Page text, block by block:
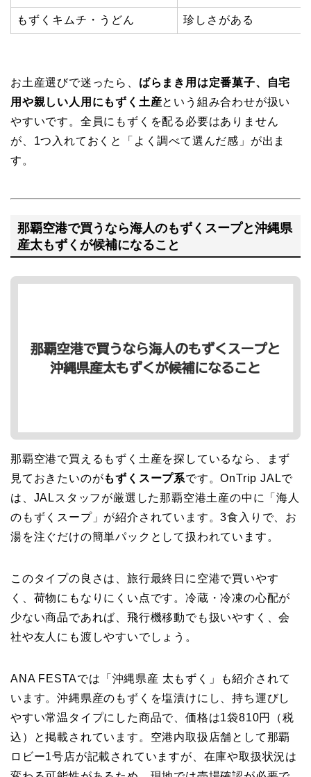
もずくキムチ・うどん 珍しさがある
お土産選びで迷ったら、 ばらまき用は定番菓子、自宅
用や親しい人用にもずく土産という組み合わせが扱い
やすいです。全員にもずくを配る必要はありません
が、1つ入れておくと「よく調べて選んだ感」が出ま
す。
那覇空港で買うなら海人のもずくスープと沖縄県
産太もずくが候補になること
那覇空港で買えるもずく土産を探しているなら、まず
見ておきたいのがもずくスープ系です。OnTrip JALで
は、JALスタッフが厳選した那覇空港土産の中に「海人
のもずくスープ」が紹介されています。3食入りで、お
湯を注ぐだけの簡単パックとして扱われています。
このタイプの良さは、旅行最終日に空港で買いやす
く、荷物にもなりにくい点です。冷蔵・冷凍の心配が
少ない商品であれば、飛行機移動でも扱いやすく、会
社や友人にも渡しやすいでしょう。
ANA FESTAでは「沖縄県産 太もずく」も紹介されて
います。沖縄県産のもずくを塩漬けにし、持ち運びし
やすい常温タイプにした商品で、価格は1袋810円（税
込）と掲載されています。空港内取扱店舗として那覇
ロビー1号店が記載されていますが、在庫や取扱状況は